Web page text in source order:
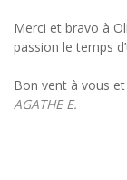
Merci et bravo à
passion le temps
Bon vent à vous
AGATHE E.